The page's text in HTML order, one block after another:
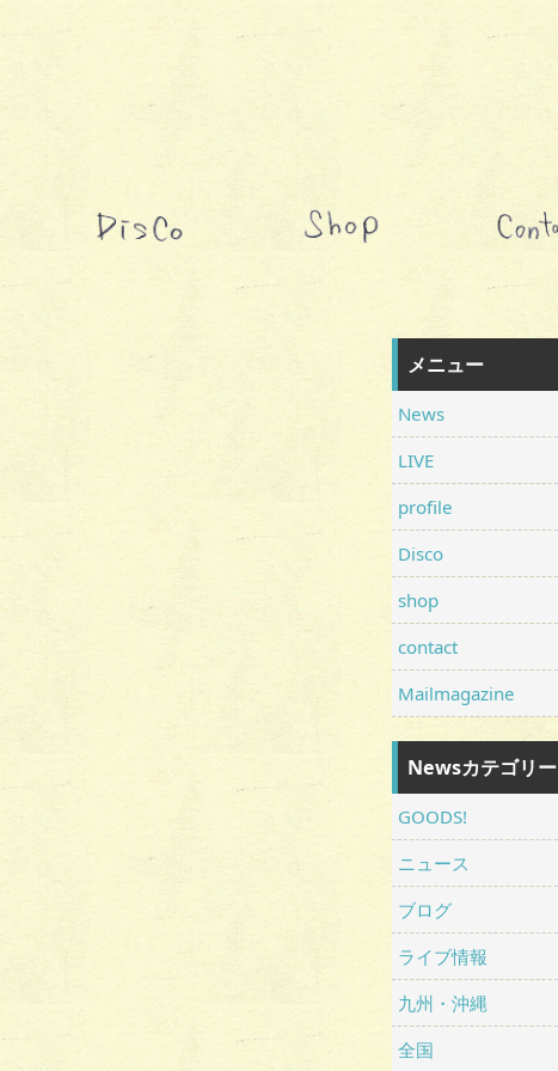
メニュー
News
LIVE
profile
Disco
shop
contact
Mailmagazine
Newsカテゴリー
GOODS!
ニュース
ブログ
ライブ情報
九州・沖縄
全国